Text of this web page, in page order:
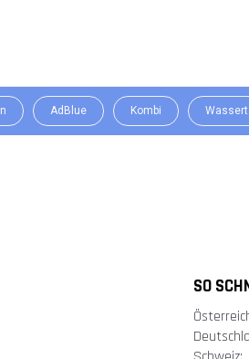
AdBlue Kombi
adblue-tankstelle/adblue-
SO